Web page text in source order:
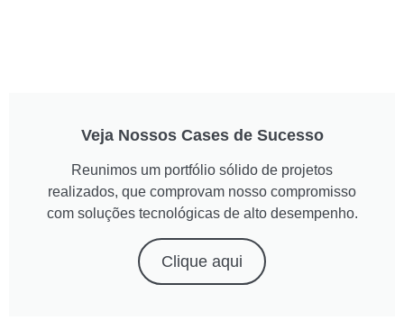
Veja Nossos Cases de Sucesso
Reunimos um portfólio sólido de projetos
realizados, que comprovam nosso compromisso
com soluções tecnológicas de alto desempenho.
Clique aqui